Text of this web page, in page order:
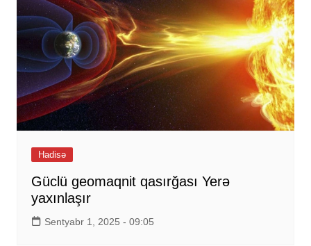
Hadisə
Güclü geomaqnit qasırğası Yerə
yaxınlaşır
Sentyabr 1, 2025 - 09:05